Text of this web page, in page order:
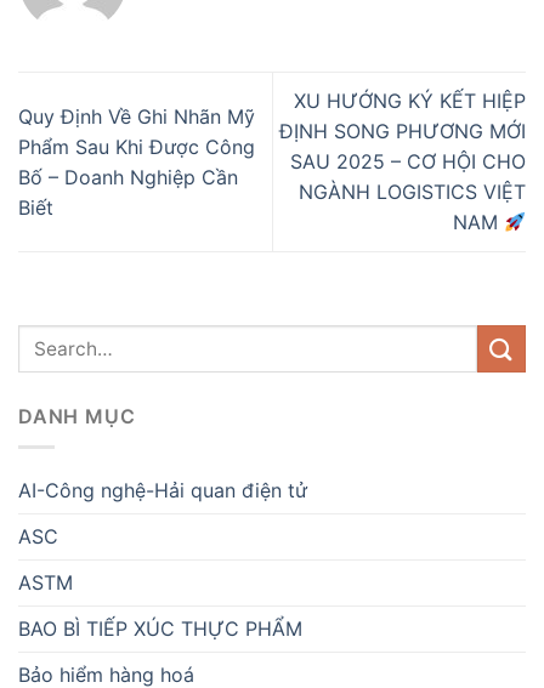
Quy Định Về Ghi Nhãn Mỹ
Phẩm Sau Khi Được Công
Bố – Doanh Nghiệp Cần
Biết
XU HƯỚNG KÝ KẾT HIỆP
ĐỊNH SONG PHƯƠNG MỚI
SAU 2025 – CƠ HỘI CHO
NGÀNH LOGISTICS VIỆT
NAM
DANH MỤC
AI-Công nghệ-Hải quan điện tử
ASC
ASTM
BAO BÌ TIẾP XÚC THỰC PHẨM
Bảo hiểm hàng hoá